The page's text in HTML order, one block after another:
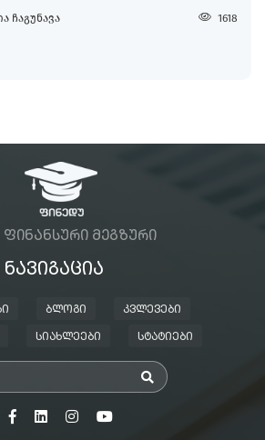
ჩაგუნავა 1618
ᲤᲘᲜᲐᲜᲡᲣᲠᲘ ᲛᲔᲒᲖᲣᲠᲘ
ᲜᲐᲕᲘᲒᲐᲪᲘᲐ
ᲑᲚᲝᲒᲘ ᲙᲕᲚᲔᲕᲔᲑᲘ
ᲡᲘᲐᲮᲚᲔᲔᲑᲘ ᲡᲢᲐᲢᲘᲔᲑᲘ